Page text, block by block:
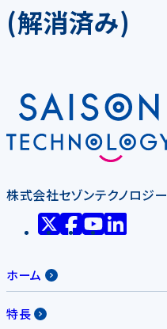
(解消済み)
株式会社セゾンテクノロジー
ホーム
特長